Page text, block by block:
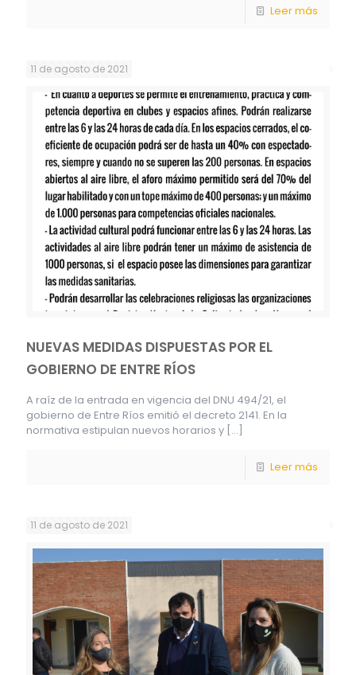
Leer más
11 de agosto de 2021
NUEVAS MEDIDAS DISPUESTAS POR EL
GOBIERNO DE ENTRE RÍOS
A raíz de la entrada en vigencia del DNU 494/21, el
gobierno de Entre Ríos emitió el decreto 2141. En la
normativa estipulan nuevos horarios y […]
Leer más
11 de agosto de 2021